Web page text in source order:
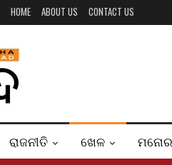
HOME ABOUT US CONTACT US
ରାଜନୀତି ଖେଳ